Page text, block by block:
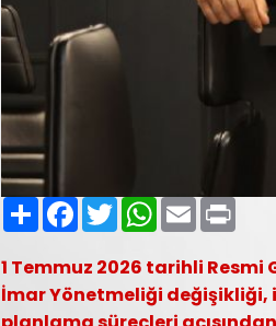
PaylaşFacebook
TwitterWhatsApp
EmailPrint
1 Temmuz 2026 tarihli
İmar Yönetmeliği